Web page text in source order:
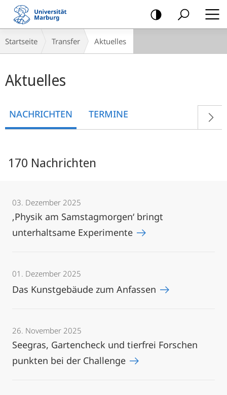
Mobile-
Navigation
Breadcrumb-
Navigation
Startseite Transfer Aktuelles
Aktuelles
NACHRICHTEN TERMINE
170 Nachrichten
03. Dezember 2025
‚Physik am Samstagmorgen‘ bringt
unterhaltsame Experimente
01. Dezember 2025
Das Kunstgebäude zum Anfassen
26. November 2025
Seegras, Gartencheck und tierfrei Forschen
punkten bei der Challenge